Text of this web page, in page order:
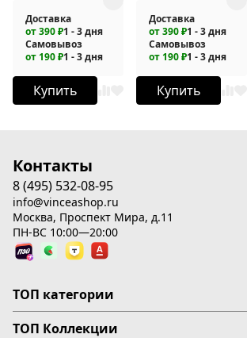
Доставка
от 390 ₽1 - 3 дня
Самовывоз
от 190 ₽1 - 3 дня
Купить
Доставка
от 390 ₽1 - 3 дня
Самовывоз
от 190 ₽1 - 3 дня
Купить
Контакты
8 (495) 532-08-95
info@vinceashop.ru
Москва, Проспект Мира, д.11
ПН-ВС 10:00—20:00
ТОП категории
ТОП Коллекции